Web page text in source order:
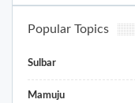
Popular Topics
Sulbar
Mamuju